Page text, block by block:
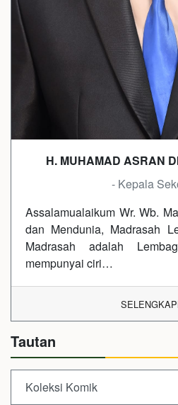
H. MUHAMAD ASRAN
- Kepala
Assalamualaikum Wr. Wb.
dan Mendunia, Madrasah
Madrasah adalah
mempunyai ciri…
Tautan
Koleksi Komik